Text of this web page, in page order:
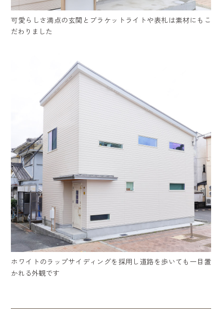
可愛らしさ満点の玄関とブラケットライトや表札は素材にもこ
だわりました
ホワイトのラップサイディングを採用し道路を歩いても一目置
かれる外観です